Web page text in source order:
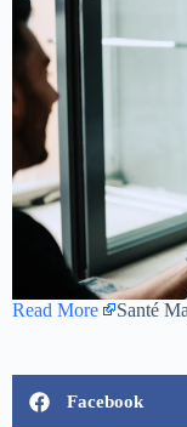
Read More Santé
Facebook